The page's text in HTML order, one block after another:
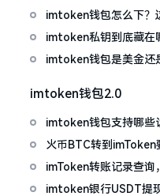
imtoken钱包怎么下？
imtoken私钥到底藏在
imtoken钱包是美金还
imtoken钱包2.0
imtoken钱包支持哪些
火币BTC转到imToken
情况
imToken转账记录查询
imtoken银行USDT提